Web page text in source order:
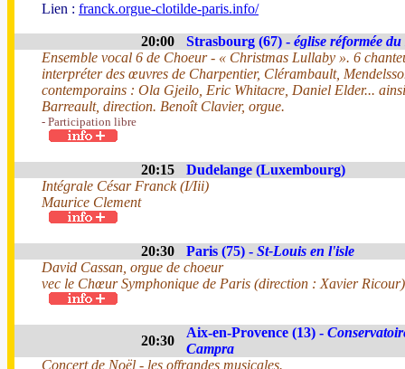
Lien : franck.orgue-clotilde-paris.info/
20:00 Strasbourg (67) - église réformée
Ensemble vocal 6 de Choeur - « Christmas Lullaby ». 6
interpréter des œuvres de Charpentier, Clérambault,
contemporains : Ola Gjeilo, Eric Whitacre, Daniel Elder...
Barreault, direction. Benoît Clavier, orgue.
- Participation libre
20:15
Dudelange (Luxembourg)
Intégrale César Franck (I/Iii)
Maurice Clement
20:30 Paris (75) - St-Louis en l'isle
David Cassan, orgue de choeur
vec le Chœur Symphonique de Paris (direction : Xavier Ricour)
20:30
Aix-en-Provence (13) -
Campra
Concert de Noël - les offrandes musicales.